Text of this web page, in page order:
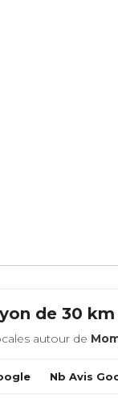
de 30
autour de
Nb Avis